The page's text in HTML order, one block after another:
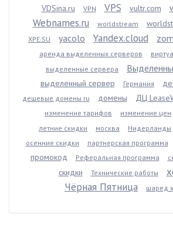
VDSina.ru VPN VPS vultr.com
Webnames.ru worldstream
XPE.SU
yacolo Yandex.cloud
аренда выделенных серверов
выделенные сервера
выделенный сервер Германия
дешевые домены ru домены ДЦ
изменение тарифов
изменение цен
летние скидки
москва Нидерланды
осенние скидки партнерская программа
промокод
Реферальная программа
скидки
Технические работы
Чёрная Пятница
шаред